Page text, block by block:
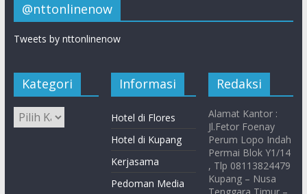
@nttonlinenow
Tweets by nttonlinenow
Kategori Informasi
Hotel di Flores
Hotel di Kupang
Kerjasama
Pedoman Media
Redaksi
Alamat Kantor :
Jl.Fetor Foenay
Perum Lopo Indah
Permai Blok Y1/14
, Tlp 08113824479
Kupang – Nusa